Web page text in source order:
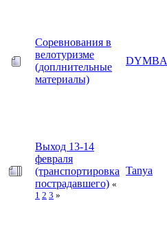
Соревнования в
велотуризме
(доплнительные
материалы)
DYMBA
Выход 13-14
февраля
(транспортировка
пострадавшего) «
1 2 3 »
Tanya